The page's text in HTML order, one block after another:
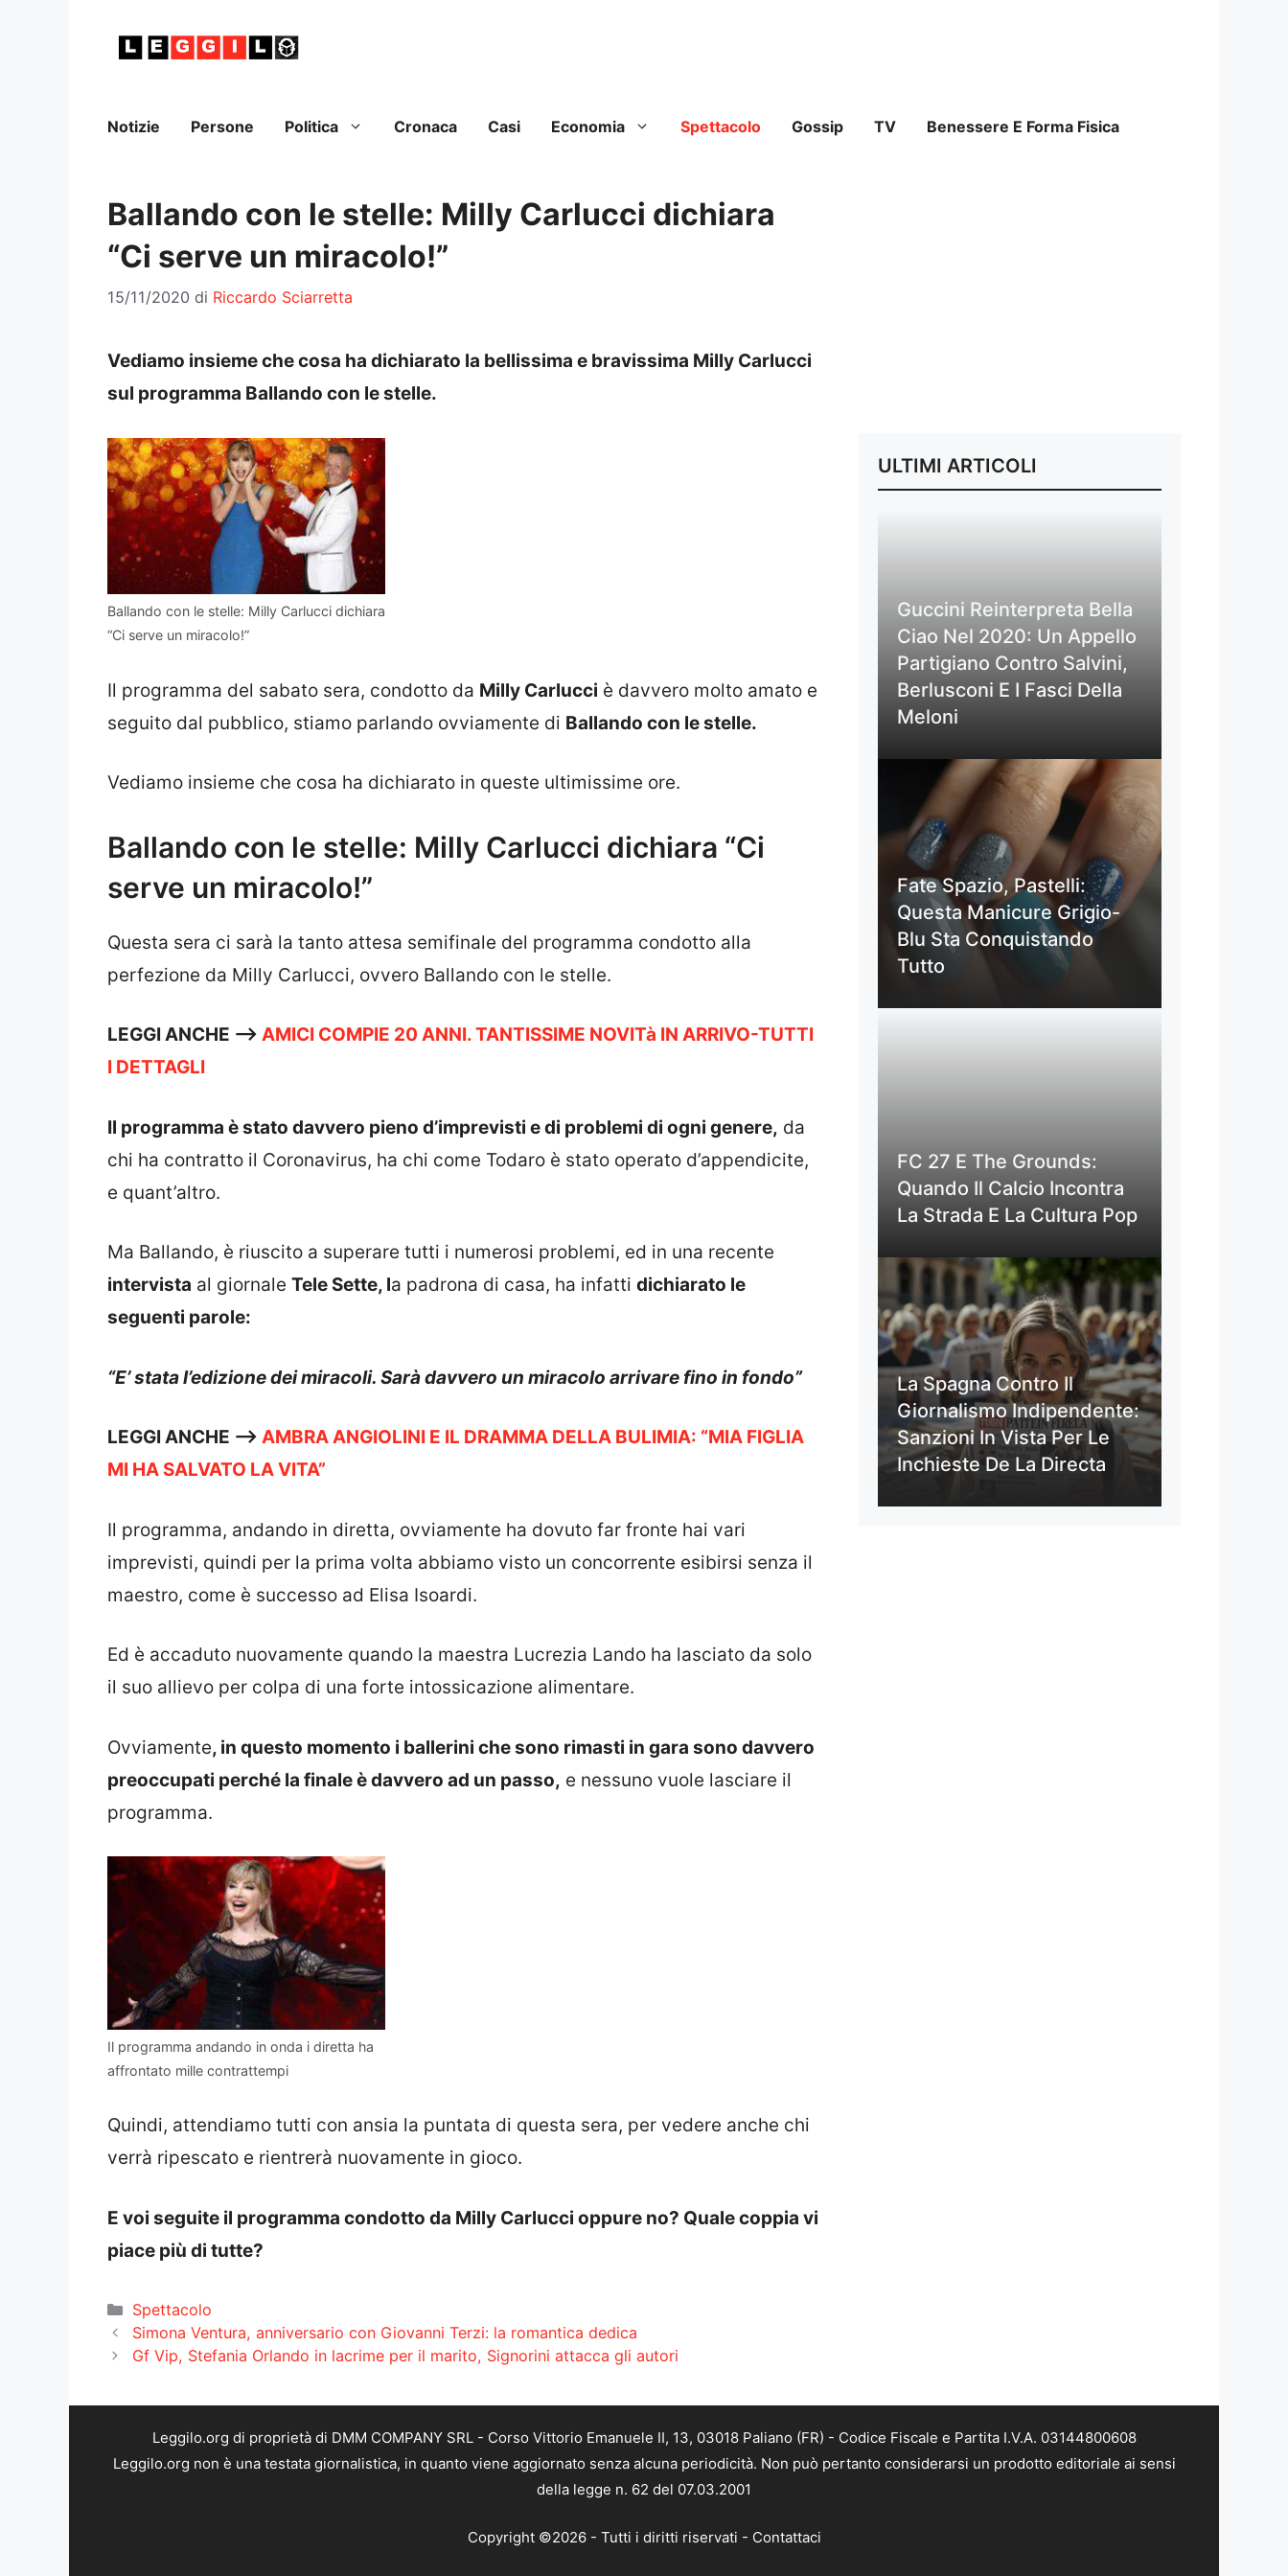
Notizie Persone Politica Cronaca Casi Economia Spettacolo Gossip TV Benessere E Forma Fisica
Ballando con le stelle: Milly Carlucci dichiara
“Ci serve un miracolo!”
15/11/2020 di Riccardo Sciarretta
Vediamo insieme che cosa ha dichiarato la bellissima e bravissima Milly Carlucci
sul programma Ballando con le stelle.
Ballando con le stelle: Milly Carlucci dichiara
“Ci serve un miracolo!”
Il programma del sabato sera, condotto da Milly Carlucci è davvero molto amato e
seguito dal pubblico, stiamo parlando ovviamente di Ballando con le stelle.
Vediamo insieme che cosa ha dichiarato in queste ultimissime ore.
Ballando con le stelle: Milly Carlucci dichiara “Ci
serve un miracolo!”
Questa sera ci sarà la tanto attesa semifinale del programma condotto alla
perfezione da Milly Carlucci, ovvero Ballando con le stelle.
LEGGI ANCHE —> AMICI COMPIE 20 ANNI. TANTISSIME NOVITà IN ARRIVO-TUTTI
I DETTAGLI
Il programma è stato davvero pieno d’imprevisti e di problemi di ogni genere, da
chi ha contratto il Coronavirus, ha chi come Todaro è stato operato d’appendicite,
e quant’altro.
Ma Ballando, è riuscito a superare tutti i numerosi problemi, ed in una recente
intervista al giornale Tele Sette, la padrona di casa, ha infatti dichiarato le
seguenti parole:
“E’ stata l’edizione dei miracoli. Sarà davvero un miracolo arrivare fino in fondo”
LEGGI ANCHE —> AMBRA ANGIOLINI E IL DRAMMA DELLA BULIMIA: “MIA FIGLIA
MI HA SALVATO LA VITA”
Il programma, andando in diretta, ovviamente ha dovuto far fronte hai vari
imprevisti, quindi per la prima volta abbiamo visto un concorrente esibirsi senza il
maestro, come è successo ad Elisa Isoardi.
Ed è accaduto nuovamente quando la maestra Lucrezia Lando ha lasciato da solo
il suo allievo per colpa di una forte intossicazione alimentare.
Ovviamente, in questo momento i ballerini che sono rimasti in gara sono davvero
preoccupati perché la finale è davvero ad un passo, e nessuno vuole lasciare il
programma.
Il programma andando in onda i diretta ha
affrontato mille contrattempi
Quindi, attendiamo tutti con ansia la puntata di questa sera, per vedere anche chi
verrà ripescato e rientrerà nuovamente in gioco.
E voi seguite il programma condotto da Milly Carlucci oppure no? Quale coppia vi
piace più di tutte?
Categorie
Spettacolo
Simona Ventura, anniversario con Giovanni Terzi: la romantica dedica
Gf Vip, Stefania Orlando in lacrime per il marito, Signorini attacca gli autori
ULTIMI ARTICOLI
Guccini Reinterpreta Bella
Ciao Nel 2020: Un Appello
Partigiano Contro Salvini,
Berlusconi E I Fasci Della
Meloni
Fate Spazio, Pastelli:
Questa Manicure Grigio-
Blu Sta Conquistando
Tutto
FC 27 E The Grounds:
Quando Il Calcio Incontra
La Strada E La Cultura Pop
La Spagna Contro Il
Giornalismo Indipendente:
Sanzioni In Vista Per Le
Inchieste De La Directa
Leggilo.org di proprietà di DMM COMPANY SRL - Corso Vittorio Emanuele II, 13, 03018 Paliano (FR) - Codice Fiscale e Partita I.V.A. 03144800608
Leggilo.org non è una testata giornalistica, in quanto viene aggiornato senza alcuna periodicità. Non può pertanto considerarsi un prodotto editoriale ai sensi
della legge n. 62 del 07.03.2001
Copyright ©2026 - Tutti i diritti riservati - Contattaci